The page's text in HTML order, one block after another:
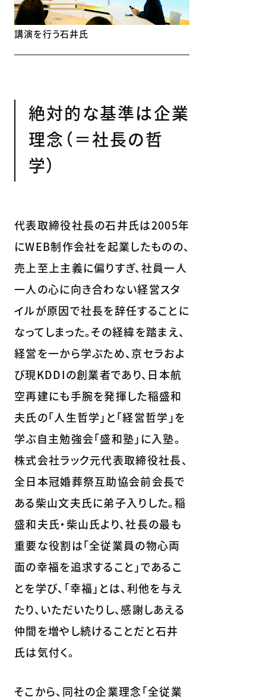
講演を行う石井氏
絶対的な基準は企業
理念（＝社長の哲
学）
代表取締役社長の石井氏は2005年
にWEB制作会社を起業したものの、
売上至上主義に偏りすぎ、社員一人
一人の心に向き合わない経営スタ
イルが原因で社長を辞任することに
なってしまった。その経緯を踏まえ、
経営を一から学ぶため、京セラおよ
び現KDDIの創業者であり、日本航
空再建にも手腕を発揮した稲盛和
夫氏の「人生哲学」と「経営哲学」を
学ぶ自主勉強会「盛和塾」に入塾。
株式会社ラック元代表取締役社長、
全日本冠婚葬祭互助協会前会長で
ある柴山文夫氏に弟子入りした。稲
盛和夫氏・柴山氏より、社長の最も
重要な役割は「全従業員の物心両
面の幸福を追求すること」であるこ
とを学び、「幸福」とは、利他を与え
たり、いただいたりし、感謝しあえる
仲間を増やし続けることだと石井
氏は気付く。
そこから、同社の企業理念「全従業